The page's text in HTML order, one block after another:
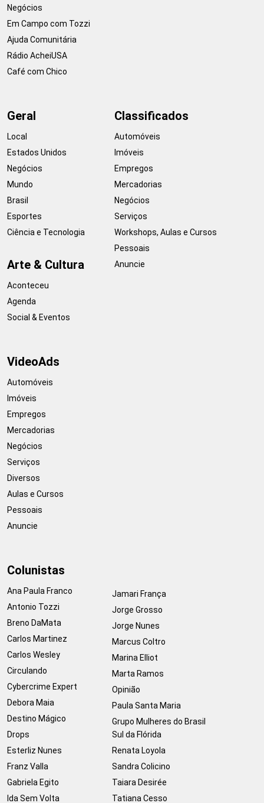
Negócios
Em Campo com Tozzi
Ajuda Comunitária
Rádio AcheiUSA
Café com Chico
Geral
Local
Estados Unidos
Negócios
Mundo
Brasil
Esportes
Ciência e Tecnologia
Arte & Cultura
Aconteceu
Agenda
Social & Eventos
Classificados
Automóveis
Imóveis
Empregos
Mercadorias
Negócios
Serviços
Workshops, Aulas e Cursos
Pessoais
Anuncie
VideoAds
Automóveis
Imóveis
Empregos
Mercadorias
Negócios
Serviços
Diversos
Aulas e Cursos
Pessoais
Anuncie
Colunistas
Ana Paula Franco
Antonio Tozzi
Breno DaMata
Carlos Martinez
Carlos Wesley
Circulando
Cybercrime Expert
Debora Maia
Destino Mágico
Drops
Esterliz Nunes
Franz Valla
Gabriela Egito
Ida Sem Volta
Jamari França
Jorge Grosso
Jorge Nunes
Marcus Coltro
Marina Elliot
Marta Ramos
Opinião
Paula Santa Maria
Grupo Mulheres do Brasil
Sul da Flórida
Renata Loyola
Sandra Colicino
Taiara Desirée
Tatiana Cesso